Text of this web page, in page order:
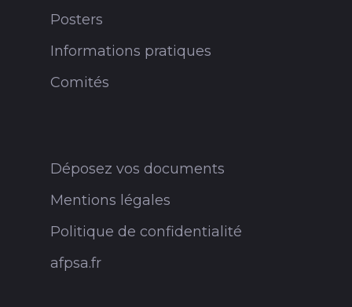
Posters
Informations pratiques
Comités
Déposez vos documents
Mentions légales
Politique de confidentialité
afpsa.fr